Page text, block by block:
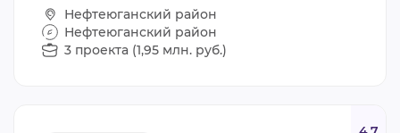
Нефтеюганский район
Нефтеюганский район
3 проекта (1,95 млн. руб.)